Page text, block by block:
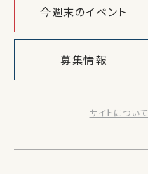
今週末のイベント
募集情報
サイトについて